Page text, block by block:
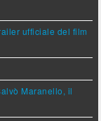
ufficiale del film
Maranello, il